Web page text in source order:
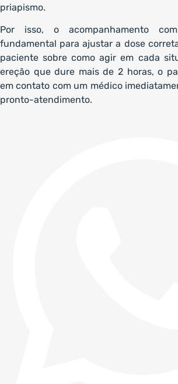
priapismo.
Por isso, o acompanhamento
fundamental para ajustar a dose
paciente sobre como agir em cada
ereção que dure mais de 2 horas, o
em contato com um médico
pronto-atendimento.